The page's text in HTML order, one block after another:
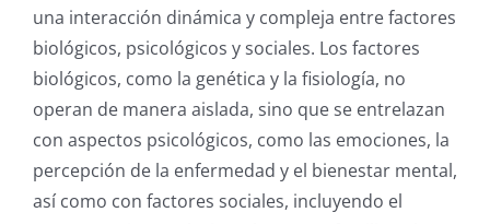
una interacción dinámica y compleja entre factores
biológicos, psicológicos y sociales. Los factores
biológicos, como la genética y la fisiología, no
operan de manera aislada, sino que se entrelazan
con aspectos psicológicos, como las emociones, la
percepción de la enfermedad y el bienestar mental,
así como con factores sociales, incluyendo el